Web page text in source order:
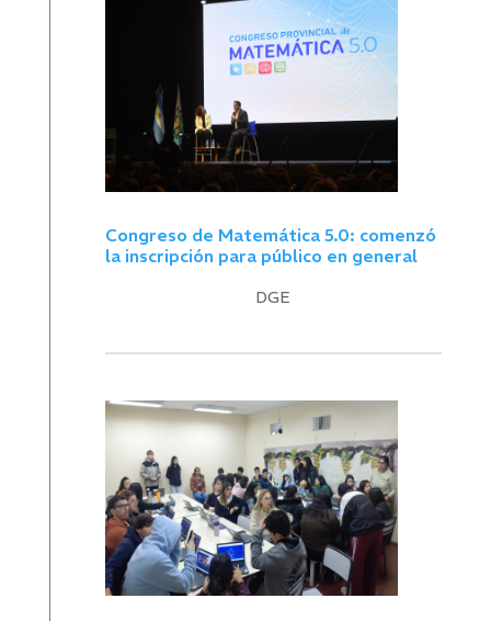
Congreso de Matemática 5.0: comenzó
la inscripción para público en general
DGE